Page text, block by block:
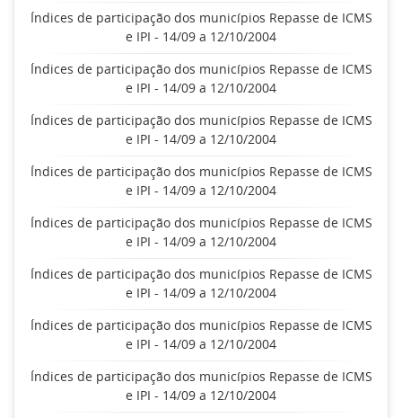
Índices de participação dos municípios Repasse de ICMS
e IPI - 14/09 a 12/10/2004
Índices de participação dos municípios Repasse de ICMS
e IPI - 14/09 a 12/10/2004
Índices de participação dos municípios Repasse de ICMS
e IPI - 14/09 a 12/10/2004
Índices de participação dos municípios Repasse de ICMS
e IPI - 14/09 a 12/10/2004
Índices de participação dos municípios Repasse de ICMS
e IPI - 14/09 a 12/10/2004
Índices de participação dos municípios Repasse de ICMS
e IPI - 14/09 a 12/10/2004
Índices de participação dos municípios Repasse de ICMS
e IPI - 14/09 a 12/10/2004
Índices de participação dos municípios Repasse de ICMS
e IPI - 14/09 a 12/10/2004